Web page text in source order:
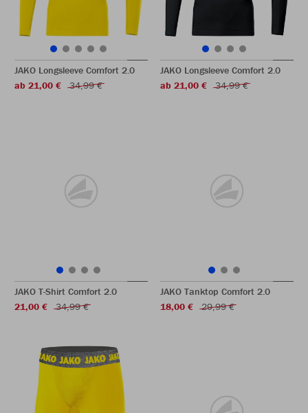
JAKO Longsleeve Comfort 2.0
ab 21,00 €
34,99 €
JAKO Longsleeve Comfort 2.0
ab 21,00 €
34,99 €
JAKO T-Shirt Comfort 2.0
21,00 €
34,99 €
JAKO Tanktop Comfort 2.0
18,00 €
29,99 €